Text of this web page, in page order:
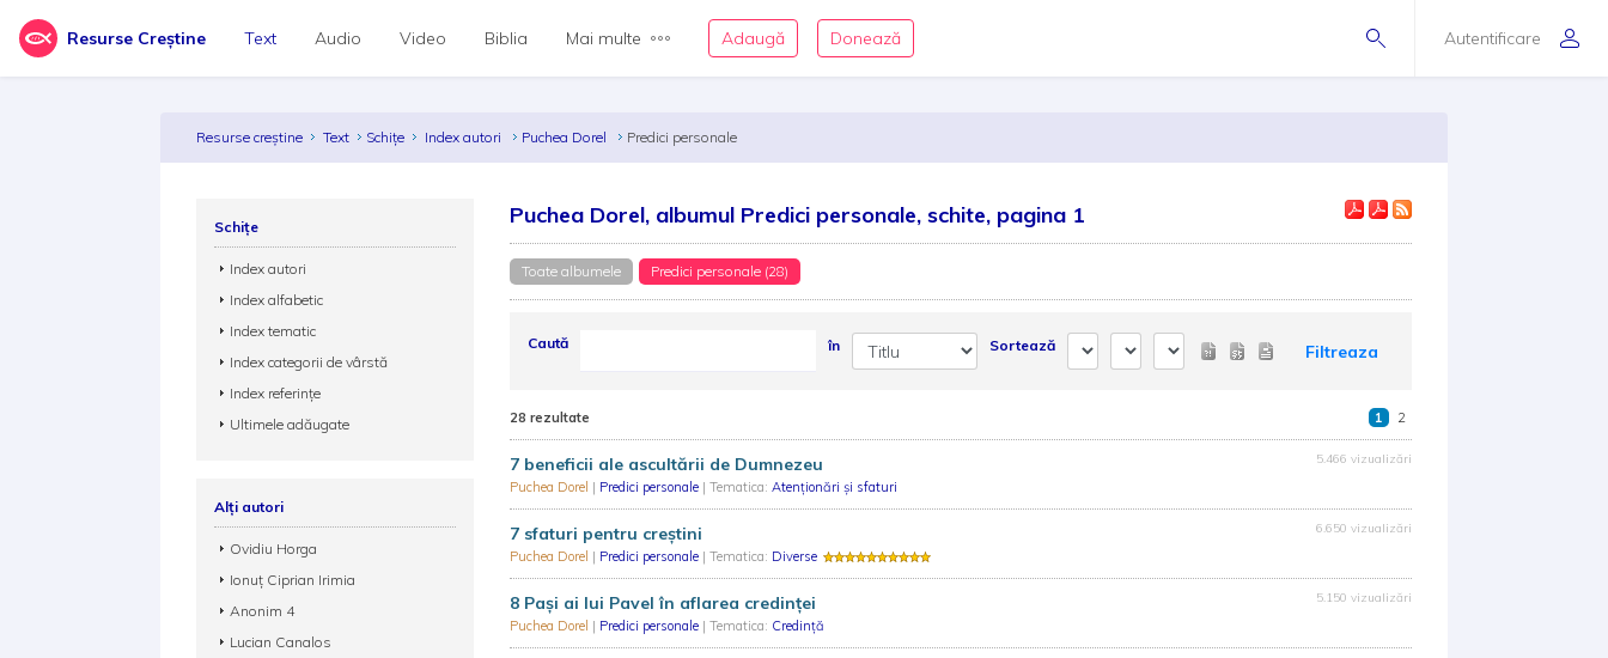
Resurse Creștine Autentificare
Text Audio Video Biblia Mai multe Adaugă Donează
Resurse creștine Text Schițe Index autori Puchea Dorel Predici personale
Puchea Dorel, albumul Predici personale, schite, pagina 1
Toate albumele Predici personale (28)
Caută în Sortează Filtreaza
28 rezultate 1 2
7 beneficii ale ascultării de Dumnezeu
Puchea Dorel | Predici personale | Tematica: Atenționări și sfaturi
5.466 vizualizări
7 sfaturi pentru creștini
Puchea Dorel | Predici personale | Tematica: Diverse
6.650 vizualizări
8 Pași ai lui Pavel în aflarea credinței
Puchea Dorel | Predici personale | Tematica: Credință
5.150 vizualizări
Schițe
Index autori
Index alfabetic
Index tematic
Index categorii de vârstă
Index referințe
Ultimele adăugate
Alți autori
Ovidiu Horga
Ionuț Ciprian Irimia
Anonim 4
Lucian Canalos